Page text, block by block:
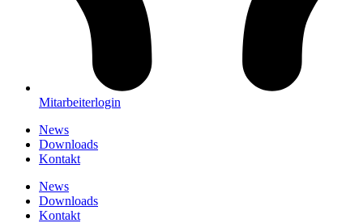
Mitarbeiterlogin
News
Downloads
Kontakt
News
Downloads
Kontakt